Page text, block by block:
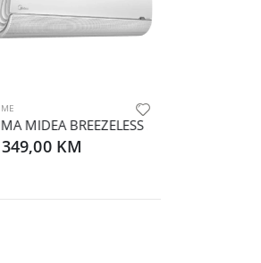
24000BTU
MIDEA BREEZELESS S 12000BTU
KM